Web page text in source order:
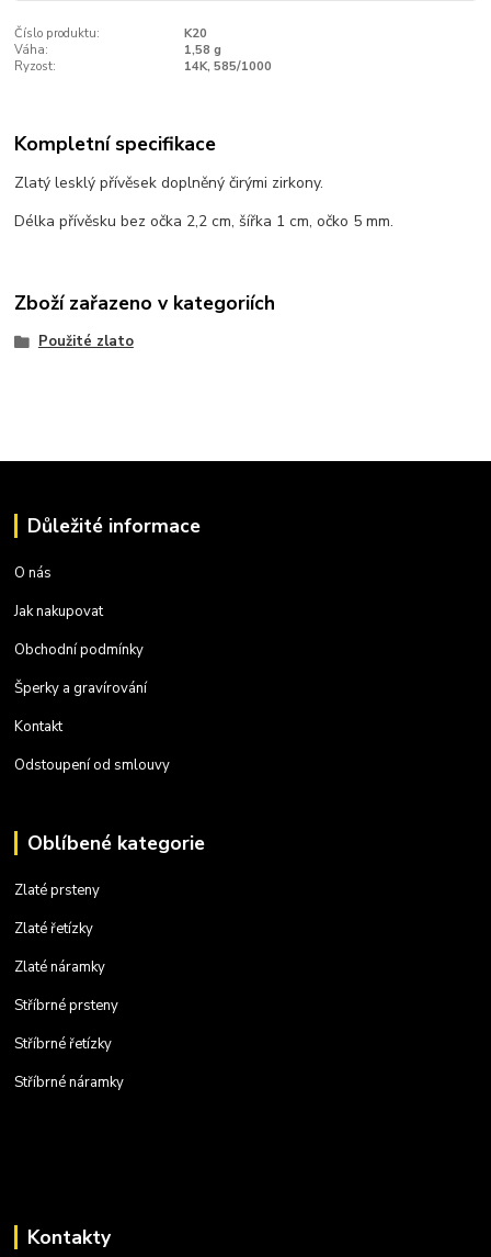
Číslo produktu:
K20
Váha:
1,58 g
Ryzost:
14K, 585/1000
Kompletní specifikace
Zlatý lesklý přívěsek doplněný čirými zirkony.
Délka přívěsku bez očka 2,2 cm, šířka 1 cm, očko 5 mm.
Zboží zařazeno v kategoriích
Použité zlato
Důležité informace
O nás
Jak nakupovat
Obchodní podmínky
Šperky a gravírování
Kontakt
Odstoupení od smlouvy
Oblíbené kategorie
Zlaté prsteny
Zlaté řetízky
Zlaté náramky
Stříbrné prsteny
Stříbrné řetízky
Stříbrné náramky
Kontakty